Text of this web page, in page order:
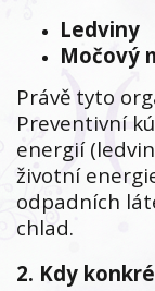
Ledviny
Močový
Právě tyto
Preventivní
energií
životní
odpadních
chlad.
2. Kdy